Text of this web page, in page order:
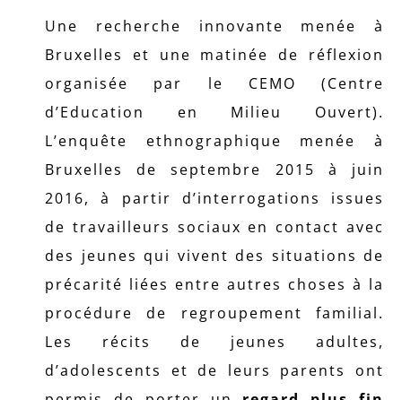
Une recherche innovante menée à
Bruxelles et une matinée de réflexion
organisée par le CEMO (Centre
d’Education en Milieu Ouvert).
L’enquête ethnographique menée à
Bruxelles de septembre 2015 à juin
2016, à partir d’interrogations issues
de travailleurs sociaux en contact avec
des jeunes qui vivent des situations de
précarité liées entre autres choses à la
procédure de regroupement familial.
Les récits de jeunes adultes,
d’adolescents et de leurs parents ont